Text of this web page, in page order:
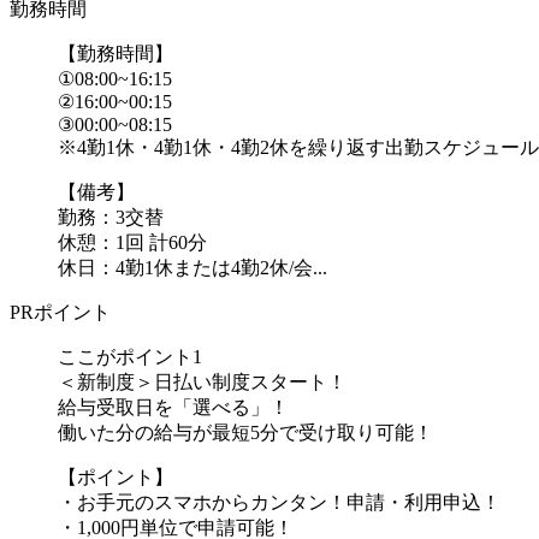
勤務時間
【勤務時間】
①08:00~16:15
②16:00~00:15
③00:00~08:15
※4勤1休・4勤1休・4勤2休を繰り返す出勤スケジュー
【備考】
勤務：3交替
休憩：1回 計60分
休日：4勤1休または4勤2休/会...
PRポイント
ここがポイント1
＜新制度＞日払い制度スタート！
給与受取日を「選べる」！
働いた分の給与が最短5分で受け取り可能！
【ポイント】
・お手元のスマホからカンタン！申請・利用申込！
・1,000円単位で申請可能！